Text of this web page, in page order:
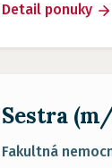
Detail ponuky
Sestra
Fakultná